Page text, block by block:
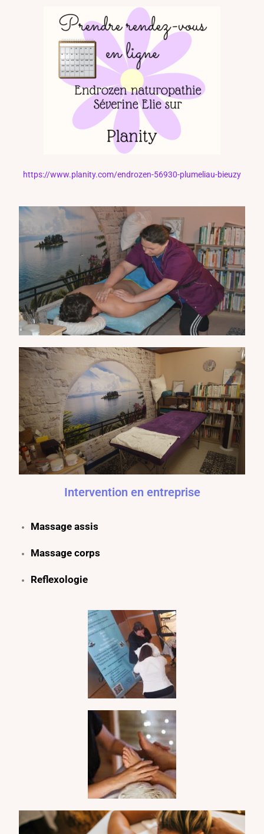
https://www.planity.com/endrozen-56930-plumeliau-bieuzy
Intervention en entreprise
Massage assis
Massage corps
Reflexologie